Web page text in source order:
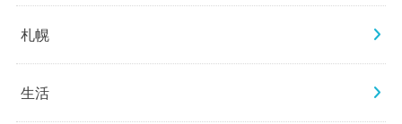
札幌
生活